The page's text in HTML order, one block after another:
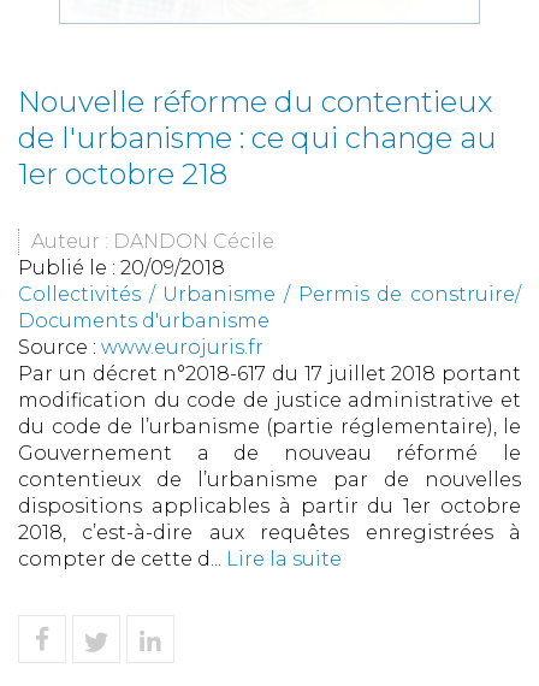
Nouvelle réforme du contentieux
de l'urbanisme : ce qui change au
1er octobre 218
Auteur : DANDON Cécile
Publié le : 20/09/2018
Collectivités / Urbanisme / Permis de construire/
Documents d'urbanisme
Source : www.eurojuris.fr
Par un décret n°2018-617 du 17 juillet 2018 portant
modification du code de justice administrative et
du code de l’urbanisme (partie réglementaire), le
Gouvernement a de nouveau réformé le
contentieux de l’urbanisme par de nouvelles
dispositions applicables à partir du 1er octobre
2018, c’est-à-dire aux requêtes enregistrées à
compter de cette d... Lire la suite